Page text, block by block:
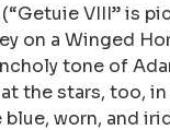
VIII” is
on a Winged
tone of
the stars, too,
worn, and